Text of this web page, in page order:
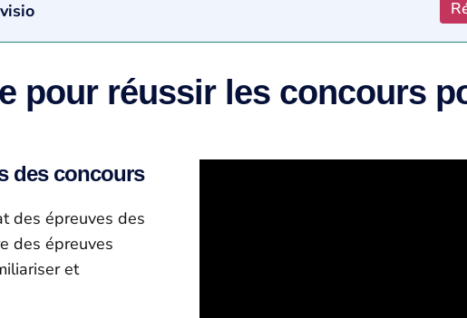
visio
pour réussir les concours
des concours
des épreuves des
des épreuves
et